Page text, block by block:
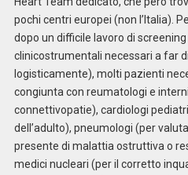
pochi centri europei (non l’Italia).
dopo un difficile lavoro di
clinicostrumentali necessari a far
logisticamente), molti pazienti
congiunta con reumatologi e
connettivopatie), cardiologi
dell’adulto), pneumologi (per
presente di malattia ostruttiva o
medici nucleari (per il corretto